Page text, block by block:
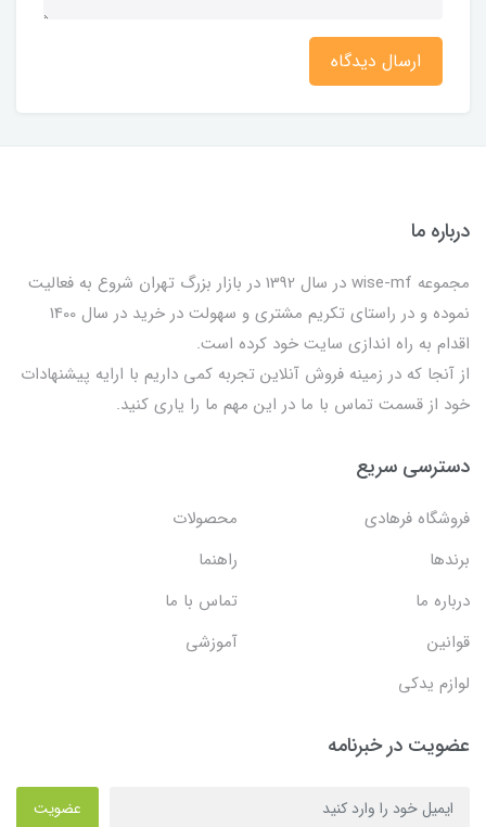
ارسال دیدگاه
درباره ما
مجموعه wise-mf در سال 1392 در بازار بزرگ تهران شروع به فعالیت
نموده و در راستای تکریم مشتری و سهولت در خرید در سال 1400
اقدام به راه اندازی سایت خود کرده است.
از آنجا که در زمینه فروش آنلاین تجربه کمی داریم با ارایه پیشنهادات
خود از قسمت تماس با ما در این مهم ما را یاری کنید.
دسترسی سریع
فروشگاه فرهادی
محصولات
برندها
راهنما
درباره ما
تماس با ما
قوانین
آموزشی
لوازم یدکی
عضویت در خبرنامه
عضویت